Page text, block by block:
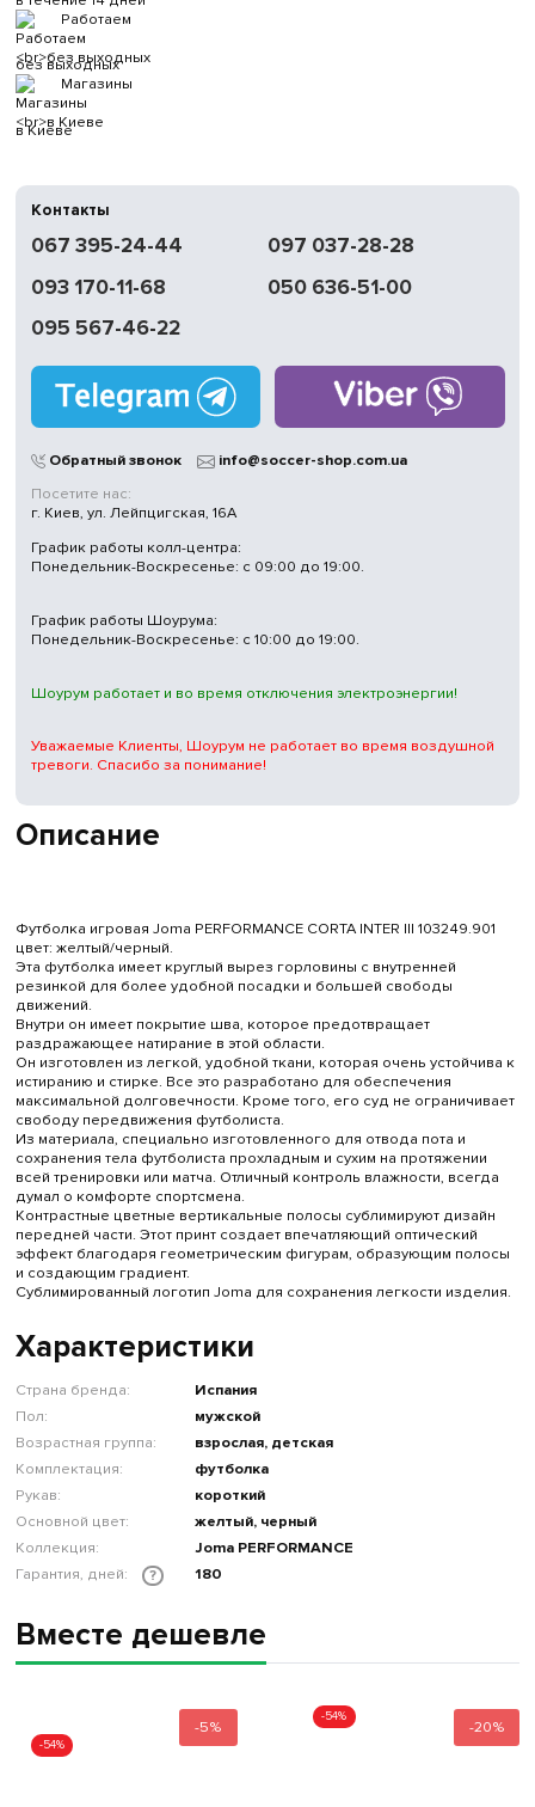
Работаем
без выходных
Магазины
в Киеве
Описание
Футболка игровая Joma PERFORMANCE CORTA INTER III 103249.901
цвет: желтый/черный.
Эта футболка имеет круглый вырез горловины с внутренней
резинкой для более удобной посадки и большей свободы
движений.
Внутри он имеет покрытие шва, которое предотвращает
раздражающее натирание в этой области.
Он изготовлен из легкой, удобной ткани, которая очень устойчива к
истиранию и стирке. Все это разработано для обеспечения
максимальной долговечности. Кроме того, его суд не ограничивает
свободу передвижения футболиста.
Из материала, специально изготовленного для отвода пота и
сохранения тела футболиста прохладным и сухим на протяжении
всей тренировки или матча. Отличный контроль влажности, всегда
думал о комфорте спортсмена.
Контрастные цветные вертикальные полосы сублимируют дизайн
передней части. Этот принт создает впечатляющий оптический
эффект благодаря геометрическим фигурам, образующим полосы
и создающим градиент.
Сублимированный логотип Joma для сохранения легкости изделия.
Характеристики
Страна бренда:
Испания
Пол:
мужской
Возрастная группа:
взрослая, детская
Комплектация:
футболка
Рукав:
короткий
Основной цвет:
желтый, черный
Коллекция:
Joma PERFORMANCE
Гарантия, дней:
? 180
Контакты
067 395-24-44
097 037-28-28
093 170-11-68
050 636-51-00
095 567-46-22
Обратный звонок
info@soccer-shop.com.ua
Посетите нас:
г. Киев, ул. Лейпцигская, 16А
График работы колл-центра:
Понедельник-Воскресенье: с 09:00 до 19:00.
График работы Шоурума:
Понедельник-Воскресенье: с 10:00 до 19:00.
Шоурум работает и во время отключения электроэнергии!
Уважаемые Клиенты, Шоурум не работает во время воздушной
тревоги. Спасибо за понимание!
Вместе дешевле
-5%
-54%
-20%
-54%